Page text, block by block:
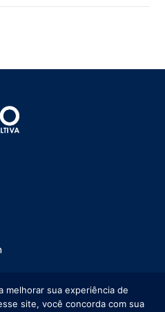
melhorar sua experiência de
site, você concorda com sua